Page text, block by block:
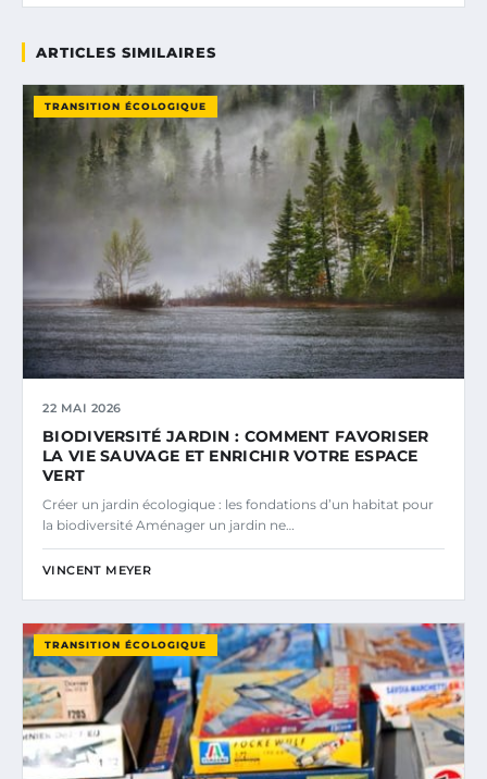
ARTICLES SIMILAIRES
TRANSITION ÉCOLOGIQUE
22 MAI 2026
BIODIVERSITÉ JARDIN : COMMENT FAVORISER
LA VIE SAUVAGE ET ENRICHIR VOTRE ESPACE
VERT
Créer un jardin écologique : les fondations d’un habitat pour
la biodiversité Aménager un jardin ne…
VINCENT MEYER
TRANSITION ÉCOLOGIQUE